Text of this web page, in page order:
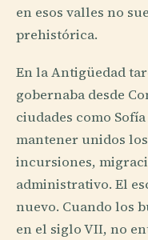
en esos valles no
prehistórica.
En la Antigüedad
gobernaba desde
ciudades como
mantener unidos
incursiones,
administrativo. El
nuevo. Cuando los
en el siglo VII, no